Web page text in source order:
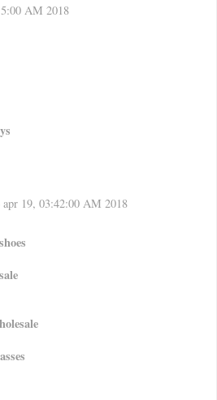
AM 2018
apr 19, 03:42:00 AM 2018